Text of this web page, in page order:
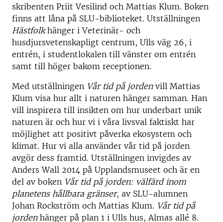
skribenten Priit Vesilind och Mattias Klum. Boken
finns att låna på SLU-biblioteket. Utställningen
Hästfolkhänger i Veterinär- och
husdjursvetenskapligt centrum, Ulls väg 26, i
entrén, i studentlokalen till vänster om entrén
samt till höger bakom receptionen.
Med utställningen Vår tid på jordenvill Mattias
Klum visa hur allt i naturen hänger samman. Han
vill inspirera till insikten om hur underbart unik
naturen är och hur vi i våra livsval faktiskt har
möjlighet att positivt påverka ekosystem och
klimat. Hur vi alla använder vår tid på jorden
avgör dess framtid. Utställningen invigdes av
Anders Wall 2014 på Upplandsmuseet och är en
del av boken Vår tid på jorden: välfärd inom
planetens hållbara gränser, av SLU-alumnen
Johan Rockström och Mattias Klum. Vår tid på
jordenhänger på plan 1 i Ulls hus, Almas allé 8.